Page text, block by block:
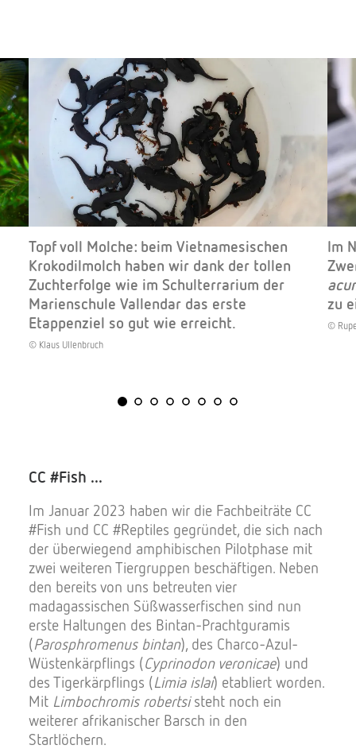
Topf voll Molche: beim Vietnamesischen
Krokodilmolch haben wir dank der tollen
Zuchterfolge wie im Schulterrarium der
Marienschule Vallendar das erste
Etappenziel so gut wie erreicht.
© Klaus Ullenbruch
Im
zu
©
CC #Fish ...
Im Januar 2023 haben wir die Fachbeiträte CC
#Fish und CC #Reptiles gegründet, die sich nach
der überwiegend amphibischen Pilotphase mit
zwei weiteren Tiergruppen beschäftigen. Neben
den bereits von uns betreuten vier
madagassischen Süßwasserfischen sind nun
erste Haltungen des Bintan-Prachtguramis
(Parosphromenus bintan), des Charco-Azul-
Wüstenkärpflings (Cyprinodon veronicae) und
des Tigerkärpflings (Limia islai) etabliert worden.
Mit Limbochromis robertsisteht noch ein
weiterer afrikanischer Barsch in den
Startlöchern.